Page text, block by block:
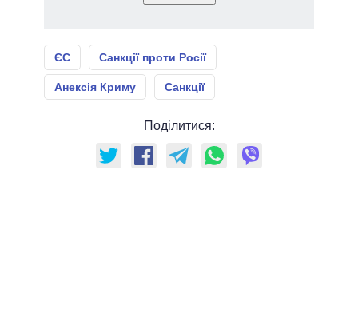
ЄС Санкції проти Росії
Анексія Криму Санкції
Поділитися: